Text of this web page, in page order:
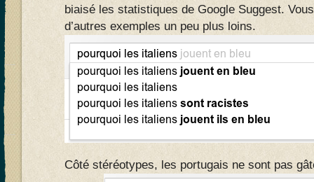
biaisé les statistiques de Google Suggest.
d’autres exemples un peu plus loins.
Côté stéréotypes, les portugais ne sont pas